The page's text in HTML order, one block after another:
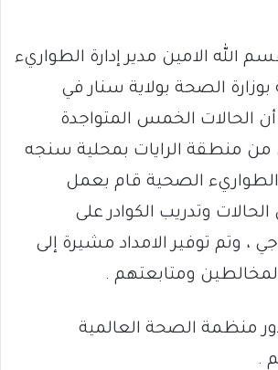
الله الامين مدير إدارة الطواريء
بوزارة الصحة بولاية سنار في
الحالات الخمس المتواجدة
من منطقة الرايات بمحلية سنجه
الصحية قام بعمل
وتدريب الكوادر على
، وتم توفير الامداد مشيرة إلى
ومتابعتهم .
منظمة الصحة العالمية
.